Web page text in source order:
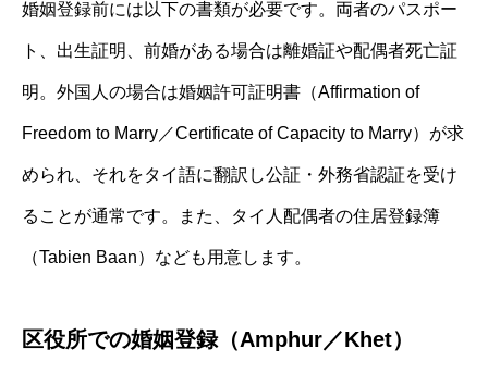
婚姻登録前には以下の書類が必要です。両者のパスポー
ト、出生証明、前婚がある場合は離婚証や配偶者死亡証
明。外国人の場合は婚姻許可証明書（Affirmation of
Freedom to Marry／Certificate of Capacity to Marry）が求
められ、それをタイ語に翻訳し公証・外務省認証を受け
ることが通常です。また、タイ人配偶者の住居登録簿
（Tabien Baan）なども用意します。
区役所での婚姻登録（Amphur／Khet）